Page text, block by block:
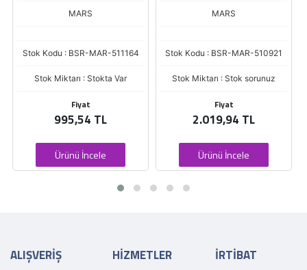
MARS
Stok Kodu : BSR-MAR-511164
Stok Miktarı : Stokta Var
Fiyat
995,54 TL
Ürünü İncele
MARS
Stok Kodu : BSR-MAR-510921
Stok Miktarı : Stok sorunuz
Fiyat
2.019,94 TL
Ürünü İncele
ALIŞVERİŞ HİZMETLER İRTİBAT